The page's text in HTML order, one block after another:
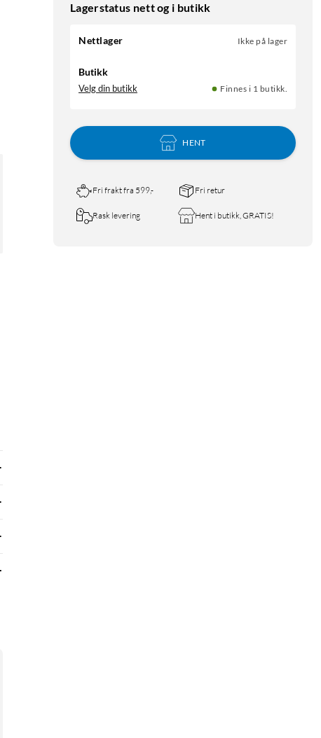
Lagerstatus nett og i butikk
Nettlager Ikke på lager
Butikk
Velg din butikk Finnes i 1 butikk.
HENT
Fri frakt fra 599,- Fri retur
Rask levering Hent i butikk, GRATIS!